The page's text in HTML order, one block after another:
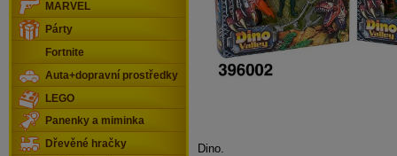
Dino.
MARVEL
Párty
Fortnite
Auta+dopravní prostředky
LEGO
Panenky a miminka
Dřevěné hračky